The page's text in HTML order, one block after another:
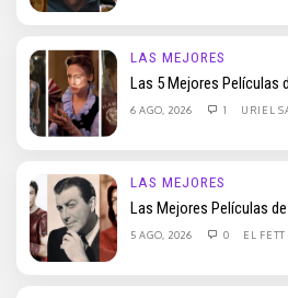
LAS MEJORES
Las 5 Mejores Películas
6 AGO, 2026 1 URIEL
LAS MEJORES
Las Mejores Películas
5 AGO, 2026 0 EL FETT